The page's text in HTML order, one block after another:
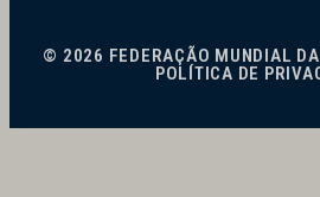
© 2026 FEDERAÇÃO MUNDIAL
POLÍTICA DE